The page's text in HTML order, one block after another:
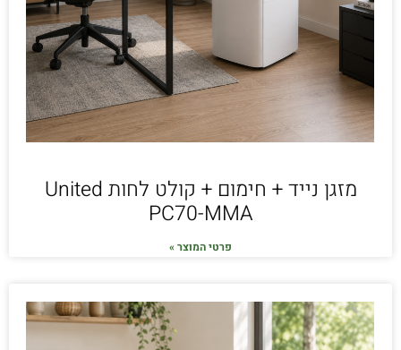
מזגן נייד + חימום + קולט לחות United
PC70-MMA
פרטי המוצר »